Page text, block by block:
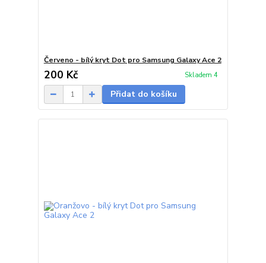
Červeno - bílý kryt Dot pro Samsung Galaxy Ace 2
200 Kč Skladem 4
Přidat do košíku